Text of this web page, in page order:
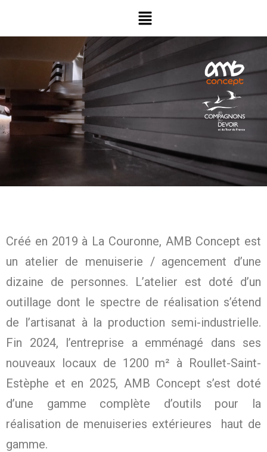
Créé en 2019 à La Couronne, AMB Concept est
un atelier de menuiserie / agencement d’une
dizaine de personnes. L’atelier est doté d’un
outillage dont le spectre de réalisation s’étend
de l’artisanat à la production semi-industrielle.
Fin 2024, l’entreprise a emménagé dans ses
nouveaux locaux de 1200 m² à Roullet-Saint-
Estèphe et en 2025, AMB Concept s’est doté
d’une gamme complète d’outils pour la
réalisation de menuiseries extérieures haut de
gamme.